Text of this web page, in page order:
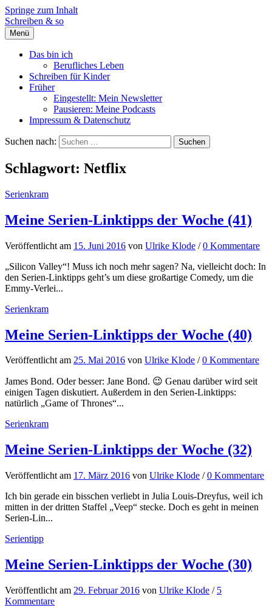
Springe zum Inhalt
Schreiben & so
Menü
Das bin ich
Berufliches Leben
Schreiben für Kinder
Früher
Eingestellt: Mein Newsletter
Pausieren: Meine Podcasts
Impressum & Datenschutz
Suchen nach:
Schlagwort: Netflix
Serienkram
Meine Serien-Linktipps der Woche (41)
Veröffentlicht am 15. Juni 2016 von Ulrike Klode /0 Kommentare
„Silicon Valley“! Muss ich noch mehr sagen? Na, vielleicht doch: In
den Serien-Linktipps geht’s um diese großartige Comedy, um die
Emmy-Verlei...
Serienkram
Meine Serien-Linktipps der Woche (40)
Veröffentlichtam 25. Mai 2016 von Ulrike Klode /0 Kommentare
James Bond. Oder besser: Jane Bond. 😉 Genau darüber wird seit
einigen Tagen diskutiert. Außerdem in den Serien-Linktipps:
natürlich „Game of Thrones“...
Serienkram
Meine Serien-Linktipps der Woche (32)
Veröffentlicht am 17. März 2016 von Ulrike Klode /0 Kommentare
Ich bin gerade ein bisschen verliebt in Julia Louis-Dreyfus, weil ich
mitten in der dritten Staffel „Veep“ stecke. Doch es geht in meinen
Serien-Lin...
Serientipp
Meine Serien-Linktipps der Woche (30)
Veröffentlicht am 29. Februar 2016 von Ulrike Klode / 5
Kommentare